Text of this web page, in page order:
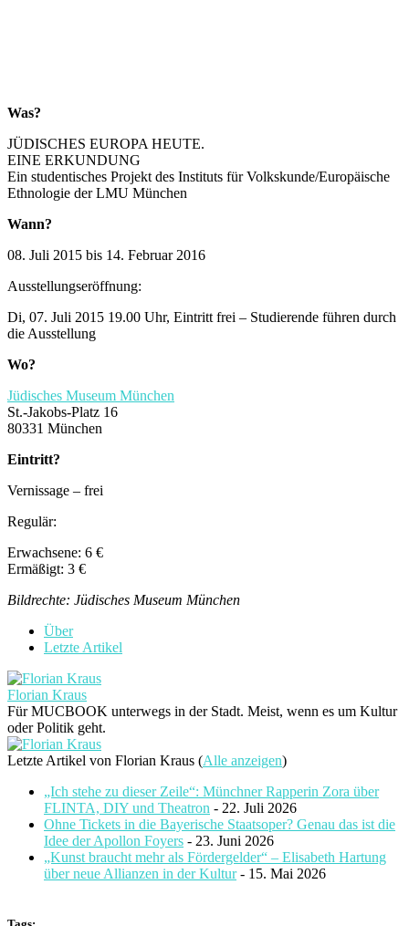
Was?
JÜDISCHES EUROPA HEUTE.
EINE ERKUNDUNG
Ein studentisches Projekt des Instituts für Volkskunde/Europäische
Ethnologie der LMU München
Wann?
08. Juli 2015 bis 14. Februar 2016
Ausstellungseröffnung:
Di, 07. Juli 2015 19.00 Uhr, Eintritt frei – Studierende führen durch
die Ausstellung
Wo?
Jüdisches Museum München
St.-Jakobs-Platz 16
80331 München
Eintritt?
Vernissage – frei
Regulär:
Erwachsene: 6 €
Ermäßigt: 3 €
Bildrechte: Jüdisches Museum München
Über
Letzte Artikel
Florian Kraus
Für MUCBOOK unterwegs in der Stadt. Meist, wenn es um Kultur
oder Politik geht.
Letzte Artikel von Florian Kraus (Alle anzeigen)
„Ich stehe zu dieser Zeile“: Münchner Rapperin Zora über
FLINTA, DIY und Theatron - 22. Juli 2026
Ohne Tickets in die Bayerische Staatsoper? Genau das ist die
Idee der Apollon Foyers - 23. Juni 2026
„Kunst braucht mehr als Fördergelder“ – Elisabeth Hartung
über neue Allianzen in der Kultur- 15. Mai 2026